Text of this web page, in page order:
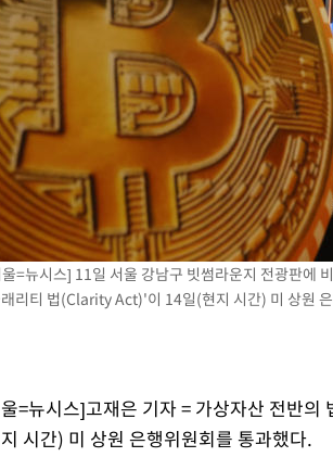
=뉴시스] 11일 서울 강남구 빗썸라운지 전광판에
리티 법(Clarity Act)'이 14일(현지 시간) 미 상원
=뉴시스]고재은 기자 = 가상자산 전반
시간) 미 상원 은행위원회를 통과했다.